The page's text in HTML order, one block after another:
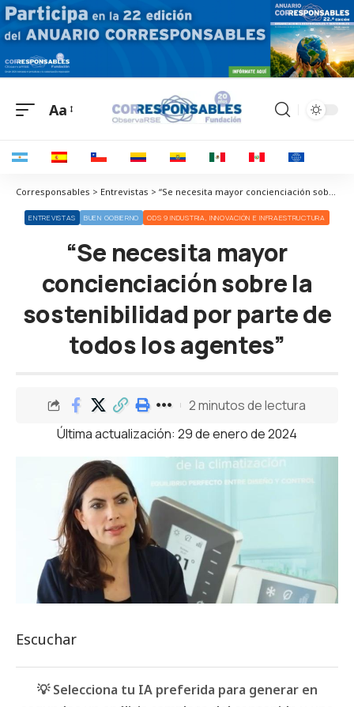
Aa
Corresponsables > Entrevistas > “Se necesita mayor concienciación sobre la sostenibilidad por parte de todos los agentes”
ENTREVISTAS BUEN GOBIERNO ODS 9 INDUSTRIA, INNOVACIÓN E INFRAESTRUCTURA
“Se necesita mayor
concienciación sobre la
sostenibilidad por parte de
todos los agentes”
Última actualización: 29 de enero de 2024
2 minutos de lectura
Escuchar
💡 Selecciona tu IA preferida para generar en